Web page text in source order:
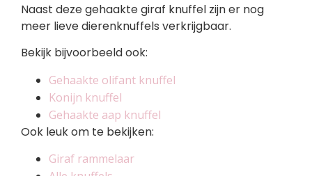
Naast deze gehaakte giraf knuffel zijn er nog
meer lieve dierenknuffels verkrijgbaar.
Bekijk bijvoorbeeld ook:
Gehaakte olifant knuffel
Konijn knuffel
Gehaakte aap knuffel
Ook leuk om te bekijken:
Giraf rammelaar